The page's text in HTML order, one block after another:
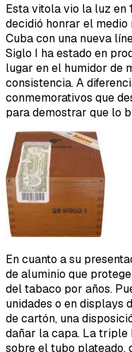
Esta vitola vio la luz en
decidió honrar el
Cuba con una nueva
Siglo I ha estado en
lugar en el humidor de
consistencia. A
conmemorativos que
para demostrar que lo
En cuanto a su
de aluminio que
del tabaco por años.
unidades o en displays
de cartón, una
dañar la capa. La triple
sobre el tubo plateado,